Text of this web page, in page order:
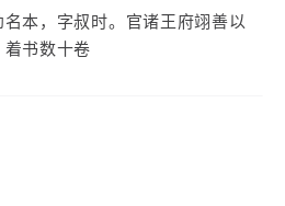
本，字叔时。官诸王府翊善以
书数十卷